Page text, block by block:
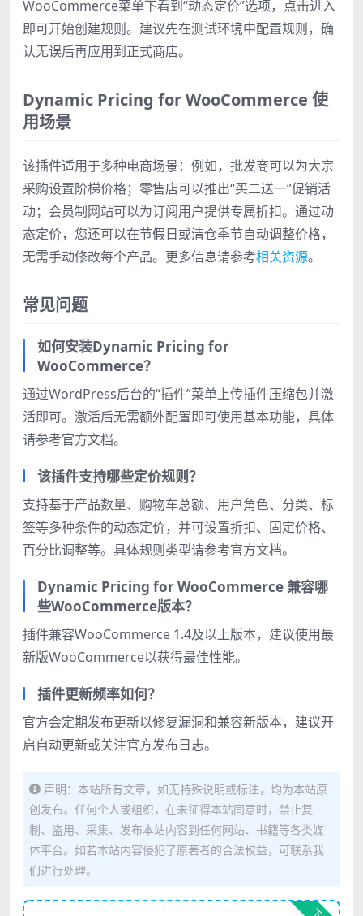
WooCommerce菜单下看到“动态定价”选项，点击进入
即可开始创建规则。建议先在测试环境中配置规则，确
认无误后再应用到正式商店。
Dynamic Pricing for WooCommerce 使
用场景
该插件适用于多种电商场景：例如，批发商可以为大宗
采购设置阶梯价格；零售店可以推出“买二送一”促销活
动；会员制网站可以为订阅用户提供专属折扣。通过动
态定价，您还可以在节假日或清仓季节自动调整价格，
无需手动修改每个产品。更多信息请参考相关资源。
常见问题
如何安装Dynamic Pricing for
WooCommerce？
通过WordPress后台的“插件”菜单上传插件压缩包并激
活即可。激活后无需额外配置即可使用基本功能，具体
请参考官方文档。
该插件支持哪些定价规则？
支持基于产品数量、购物车总额、用户角色、分类、标
签等多种条件的动态定价，并可设置折扣、固定价格、
百分比调整等。具体规则类型请参考官方文档。
Dynamic Pricing for WooCommerce 兼容哪
些WooCommerce版本？
插件兼容WooCommerce 1.4及以上版本，建议使用最
新版WooCommerce以获得最佳性能。
插件更新频率如何？
官方会定期发布更新以修复漏洞和兼容新版本，建议开
启自动更新或关注官方发布日志。
声明：本站所有文章，如无特殊说明或标注，均为本站原
创发布。任何个人或组织，在未征得本站同意时，禁止复
制、盗用、采集、发布本站内容到任何网站、书籍等各类媒
体平台。如若本站内容侵犯了原著者的合法权益，可联系我
们进行处理。